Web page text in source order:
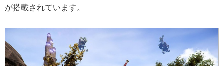
が搭載されています。